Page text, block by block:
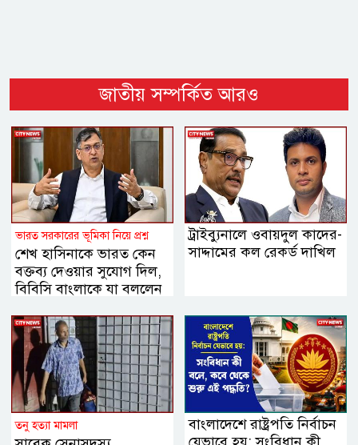
জাতীয় সম্পর্কিত আরও
ভারত সরকারের ভূমিকা নিয়ে প্রশ্ন
শেখ হাসিনাকে ভারত কেন
বক্তব্য দেওয়ার সুযোগ দিল,
বিবিসি বাংলাকে যা বললেন
ট্রাইব্যুনালে ওবায়দুল কাদের-
সাদ্দামের কল রেকর্ড দাখিল
তনু হত্যা মামলা
বাংলাদেশে রাষ্ট্রপতি নির্বাচন